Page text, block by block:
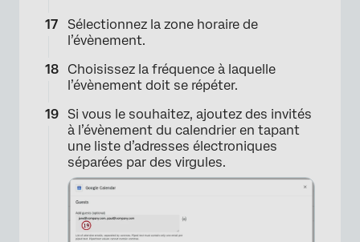
Sélectionnez la zone horaire de
l’évènement.
Choisissez la fréquence à laquelle
l’évènement doit se répéter.
Si vous le souhaitez, ajoutez des invités
à l’évènement du calendrier en tapant
une liste d’adresses électroniques
séparées par des virgules.